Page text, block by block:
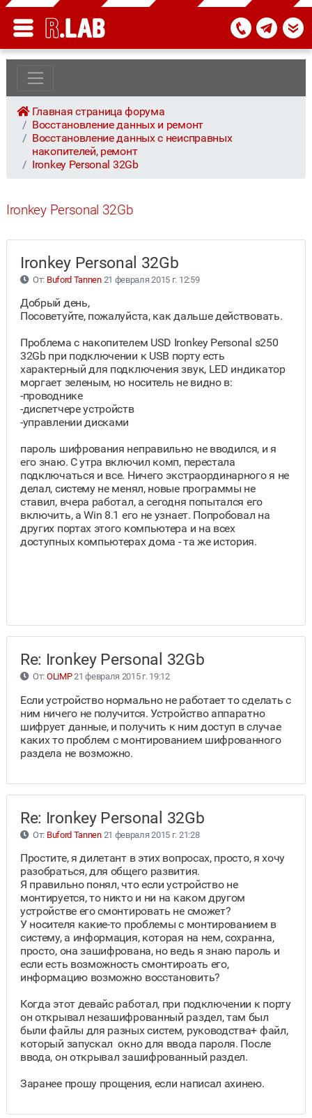
Главная страница форума
Восстановление данных и ремонт
Восстановление данных с неисправных
накопителей, ремонт
Ironkey Personal 32Gb
Ironkey Personal 32Gb
Ironkey Personal 32Gb
От: Buford Tannen21 февраля 2015 г. 12:59
Добрый день,
Посоветуйте, пожалуйста, как дальше действовать.
Проблема с накопителем USD Ironkey Personal s250
32Gb при подключении к USB порту есть
характерный для подключения звук, LED индикатор
моргает зеленым, но носитель не видно в:
-проводнике
-диспетчере устройств
-управлении дисками
пароль шифрования неправильно не вводился, и я
его знаю. С утра включил комп, перестала
подключаться и все. Ничего экстраординарного я не
делал, систему не менял, новые программы не
ставил, вчера работал, а сегодня попытался его
включить, а Win 8.1 его не узнает. Попробовал на
других портах этого компьютера и на всех
доступных компьютерах дома - та же история.
Re: Ironkey Personal 32Gb
От: OLiMP21 февраля 2015 г. 19:12
Если устройство нормально не работает то сделать с
ним ничего не получится. Устройство аппаратно
шифрует данные, и получить к ним доступ в случае
каких то проблем с монтированием шифрованного
раздела не возможно.
Re: Ironkey Personal 32Gb
От: Buford Tannen21 февраля 2015 г. 21:28
Простите, я дилетант в этих вопросах, просто, я хочу
разобраться, для общего развития.
Я правильно понял, что если устройство не
монтируется, то никто и ни на каком другом
устройстве его смонтировать не сможет?
У носителя какие-то проблемы с монтированием в
систему, а информация, которая на нем, сохранна,
просто, она зашифрована, но ведь я знаю пароль и
если есть возможность смонтироать его,
информацию возможно восстановить?
Когда этот девайс работал, при подключении к порту
он открывал незашифрованный раздел, там был
были файлы для разных систем, руководства+ файл,
который запускал окно для ввода пароля. После
ввода, он открывал зашифрованный раздел.
Заранее прошу прощения, если написал ахинею.